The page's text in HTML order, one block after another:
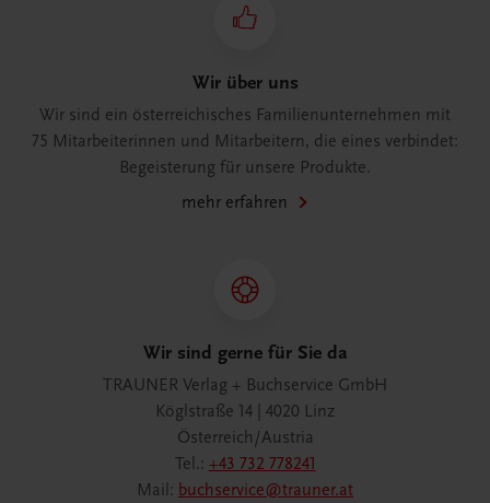
Wir über uns
Wir sind ein österreichisches Familienunternehmen mit
75 Mitarbeiterinnen und Mitarbeitern, die eines verbindet:
Begeisterung für unsere Produkte.
mehr erfahren
Wir sind gerne für Sie da
TRAUNER Verlag + Buchservice GmbH
Köglstraße 14 | 4020 Linz
Österreich/Austria
Tel.: +43 732 778241
Mail: buchservice@trauner.at